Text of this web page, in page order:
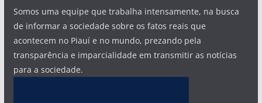
Somos uma equipe que trabalha intensamente, na busca
de informar a sociedade sobre os fatos reais que
acontecem no Piauí e no mundo, prezando pela
transparência e imparcialidade em transmitir as notícias
para a sociedade.